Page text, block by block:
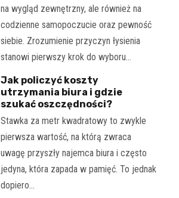
na wygląd zewnętrzny, ale również na
codzienne samopoczucie oraz pewność
siebie. Zrozumienie przyczyn łysienia
stanowi pierwszy krok do wyboru…
Jak policzyć koszty
utrzymania biura i gdzie
szukać oszczędności?
Stawka za metr kwadratowy to zwykle
pierwsza wartość, na którą zwraca
uwagę przyszły najemca biura i często
jedyna, która zapada w pamięć. To jednak
dopiero…